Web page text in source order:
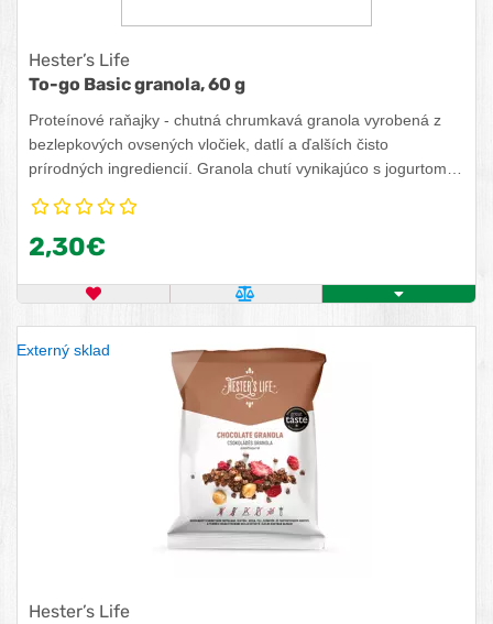
Hester’s Life
To-go Basic granola, 60 g
Proteínové raňajky - chutná chrumkavá granola vyrobená z
bezlepkových ovsených vločiek, datlí a ďalších čisto
prírodných ingrediencií. Granola chutí vynikajúco s jogurtom,
vychutnáte samotnú ako chrumkavú zdravú desiatu
kedykoľvek počas dňa na doplnenie energie. Vyber si granolu
bezlepková, neobsahuje sóju, farbivá, mlieko ani pridaný
2,30€
OBĽÚBENÝ PRODUKTPOROVNAŤ PRODUKT
KÚPIŤ
Externý sklad
Hester’s Life